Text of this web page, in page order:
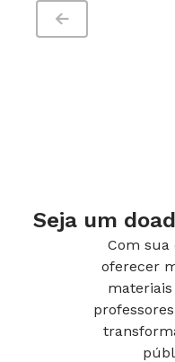
Seja um
Com sua
oferecer